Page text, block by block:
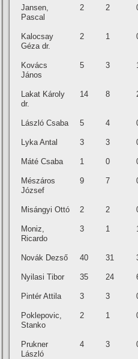
Jansen,
Pascal
2 2
Kalocsay
Géza dr.
2 1
Kovács
János
5 3
Lakat Károly
dr.
14 8
László Csaba 5 4
Lyka Antal 3 3
Máté Csaba 1 0
Mészáros
József
9 7
Misángyi Ottó 2 2
Moniz,
Ricardo
3 1
Novák Dezső 40 31
Nyilasi Tibor 35 24
Pintér Attila 3 3
Poklepovic,
Stanko
2 1
Prukner
László
4 3